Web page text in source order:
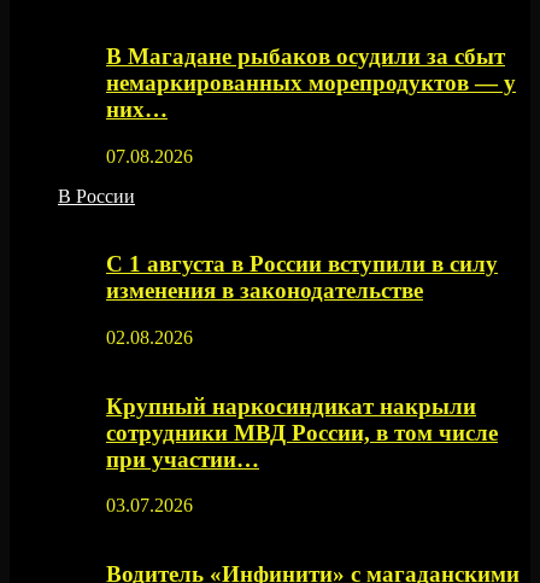
В Магадане рыбаков осудили за сбыт
немаркированных морепродуктов — у
них…
07.08.2026
В России
С 1 августа в России вступили в силу
изменения в законодательстве
02.08.2026
Крупный наркосиндикат накрыли
сотрудники МВД России, в том числе
при участии…
03.07.2026
Водитель «Инфинити» с магаданскими